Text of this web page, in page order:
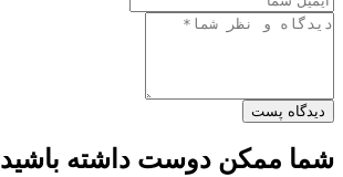
دیدگاه پست
شما ممکن دوست داشته باشید